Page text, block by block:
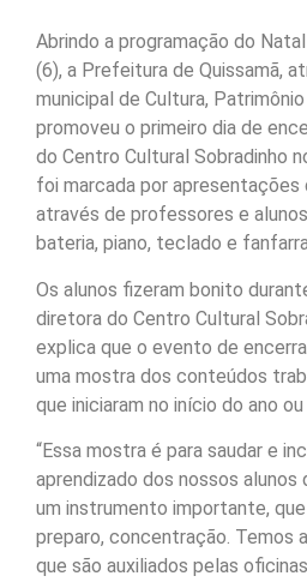
Abrindo a programação do
(6), a Prefeitura de Quissamã,
municipal de Cultura,
promoveu o primeiro dia de
do Centro Cultural Sobradinho
foi marcada por apresentações
através de professores e
bateria, piano, teclado e
Os alunos fizeram bonito
diretora do Centro Cultural
explica que o evento de
uma mostra dos conteúdos
que iniciaram no início do ano
“Essa mostra é para saudar e
aprendizado dos nossos alunos
um instrumento importante,
preparo, concentração. Temos
que são auxiliados pelas